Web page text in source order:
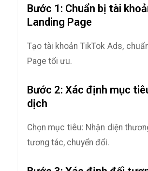
Bước 1: Chuẩn bị tài
Landing Page
Tạo tài khoản TikTok Ads,
Page tối ưu.
Bước 2: Xác định mục
dịch
Chọn mục tiêu: Nhận diện
tương tác, chuyển đổi.